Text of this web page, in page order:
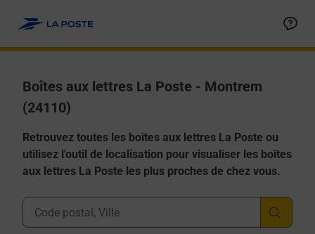
Boîtes aux lettres La Poste - Montrem
(24110)
Retrouvez toutes les boîtes aux lettres La Poste ou
utilisez l'outil de localisation pour visualiser les boîtes
aux lettres La Poste les plus proches de chez vous.
Ville, Département, Code Postal